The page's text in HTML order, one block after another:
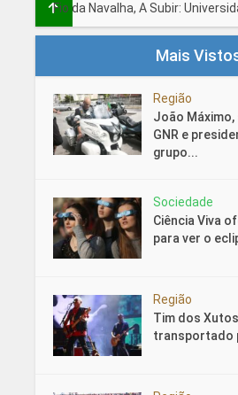
Fio da Navalha, A Subir:
Mais
Região
João
GNR e
grupo...
Sociedade
Ciência Viva
para ver o
Região
Tim dos
transportado